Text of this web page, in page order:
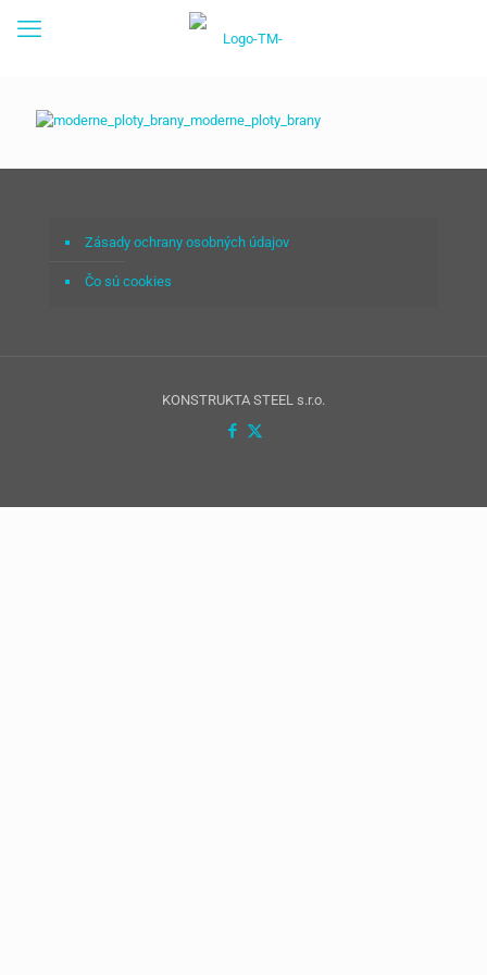
Zásady ochrany osobných údajov
Čo sú cookies
KONSTRUKTA STEEL s.r.o.